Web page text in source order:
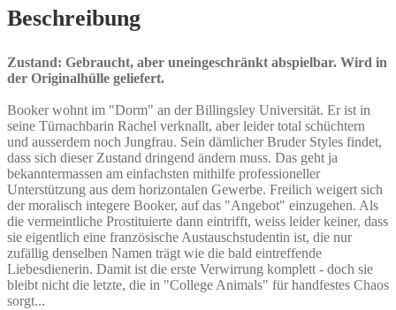
Beschreibung
Zustand: Gebraucht, aber uneingeschränkt abspielbar. Wird in
der Originalhülle geliefert.
Booker wohnt im "Dorm" an der Billingsley Universität. Er ist in
seine Türnachbarin Rachel verknallt, aber leider total schüchtern
und ausserdem noch Jungfrau. Sein dämlicher Bruder Styles findet,
dass sich dieser Zustand dringend ändern muss. Das geht ja
bekanntermassen am einfachsten mithilfe professioneller
Unterstützung aus dem horizontalen Gewerbe. Freilich weigert sich
der moralisch integere Booker, auf das "Angebot" einzugehen. Als
die vermeintliche Prostituierte dann eintrifft, weiss leider keiner, dass
sie eigentlich eine französische Austauschstudentin ist, die nur
zufällig denselben Namen trägt wie die bald eintreffende
Liebesdienerin. Damit ist die erste Verwirrung komplett - doch sie
bleibt nicht die letzte, die in "College Animals" für handfestes Chaos
sorgt...